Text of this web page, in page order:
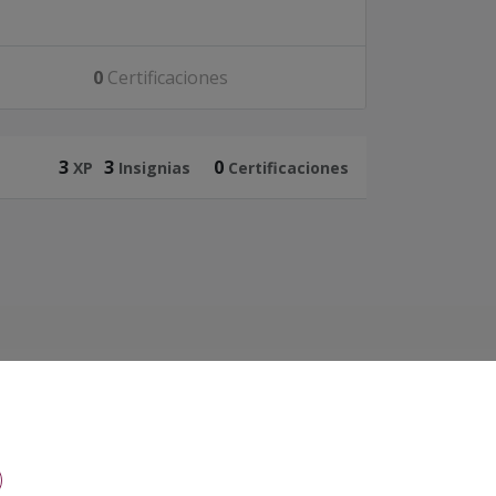
0 Certificaciones
3 XP 3 Insignias 0 Certificaciones